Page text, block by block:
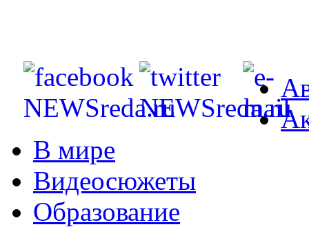
В мире
Видеосюжеты
Образование